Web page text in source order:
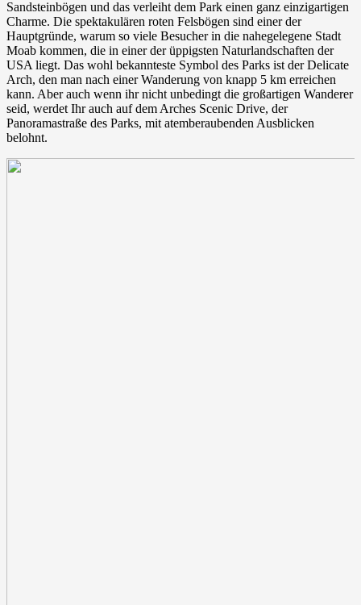
Sandsteinbögen und das verleiht dem Park einen ganz einzigartigen
Charme. Die spektakulären roten Felsbögen sind einer der
Hauptgründe, warum so viele Besucher in die nahegelegene Stadt
Moab kommen, die in einer der üppigsten Naturlandschaften der
USA liegt. Das wohl bekannteste Symbol des Parks ist der Delicate
Arch, den man nach einer Wanderung von knapp 5 km erreichen
kann. Aber auch wenn ihr nicht unbedingt die großartigen Wanderer
seid, werdet Ihr auch auf dem Arches Scenic Drive, der
Panoramastraße des Parks, mit atemberaubenden Ausblicken
belohnt.